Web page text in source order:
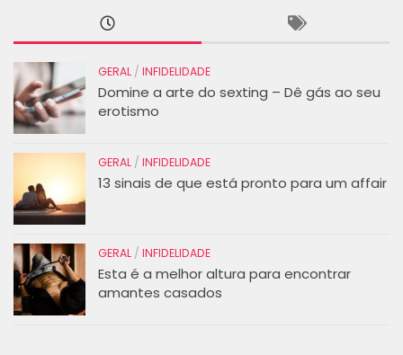
GERAL / INFIDELIDADE
Domine a arte do sexting – Dê gás ao seu
erotismo
GERAL / INFIDELIDADE
13 sinais de que está pronto para um affair
GERAL / INFIDELIDADE
Esta é a melhor altura para encontrar
amantes casados